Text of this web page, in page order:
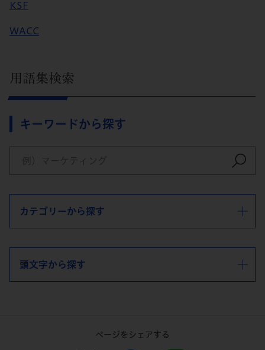
用語集検索
キーワードから探す
カテゴリーから探す
頭文字から探す
KSF
WACC
ページをシェアする